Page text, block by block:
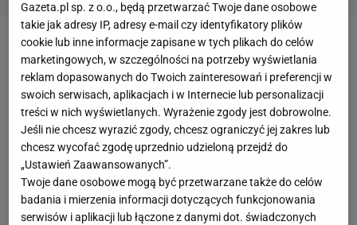
Jeszcze przed startem ostatniej kolejki Serie A AC
Milan liczył się wwalceo awans do Ligi Mistrzów.
Zespół Massimilliano Allegriego przegrał 1:2 z
Cagliari Calcio, więc Milan będzie grał w przyszłym
sezonie w Lidze Europy. W Milanie doszło do
absolutnego trzęsienia ziemi, bo zwolniony został
nie tylkoAllegri, ale też Igli Tare (dyrektor sportowy),
Giorgio Furlani (dyrektor generalny) oraz Geoffrey
Gazeta.pl sp. z o.o., będą przetwarzać Twoje dane osobowe
takie jak adresy IP, adresy e-mail czy identyfikatory plików
cookie lub inne informacje zapisane w tych plikach do celów
marketingowych, w szczególności na potrzeby wyświetlania
reklam dopasowanych do Twoich zainteresowań i preferencji w
swoich serwisach, aplikacjach i w Internecie lub personalizacji
treści w nich wyświetlanych. Wyrażenie zgody jest dobrowolne.
Jeśli nie chcesz wyrazić zgody, chcesz ograniczyć jej zakres lub
chcesz wycofać zgodę uprzednio udzieloną przejdź do
„Ustawień Zaawansowanych”.
Twoje dane osobowe mogą być przetwarzane także do celów
badania i mierzenia informacji dotyczących funkcjonowania
serwisów i aplikacji lub łączone z danymi dot. świadczonych